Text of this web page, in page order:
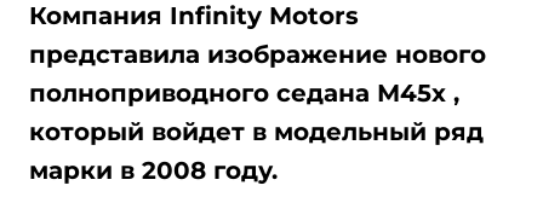
Компания Infinity Motors
представила изображение нового
полноприводного седана М45х ,
который войдет в модельный ряд
марки в 2008 году.